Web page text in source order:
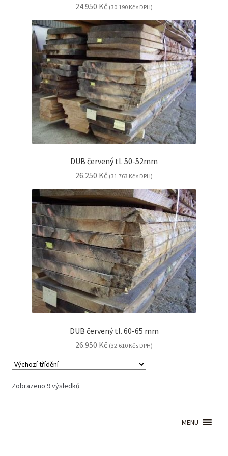
24.950 Kč (30.190 Kč s DPH)
DUB červený tl. 50-52mm
26.250 Kč (31.763 Kč s DPH)
DUB červený tl. 60-65 mm
26.950 Kč (32.610 Kč s DPH)
Zobrazeno 9 výsledků
MENU